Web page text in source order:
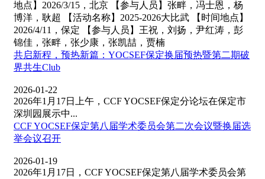
地点】2026/3/15，北京 【参与人员】张畔，冯士恩，杨
博洋，耿超 【活动名称】2025-2026大比武 【时间地点】
2026/4/11，保定 【参与人员】王祝，刘扬，尹红涛，彭
锦佳，张畔，张少康，张凯喆，贾楠
共启新程，预热新篇：YOCSEF保定换届预热暨第二期破
界共生Club
2026-01-22
2026年1月17日上午，CCF YOCSEF保定分论坛在保定市
深圳园展示中...
CCF YOCSEF保定第八届学术委员会第二次会议暨换届选
举会议召开
2026-01-19
2026年1月17日，CCF YOCSEF保定第八届学术委员会第